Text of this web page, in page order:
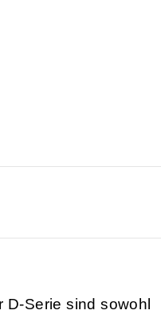
Serie sind sowohl